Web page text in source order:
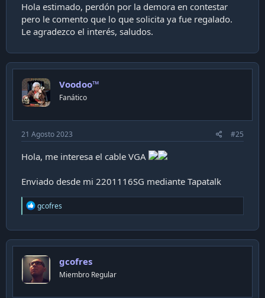
Hola estimado, perdón por la demora en contestar
pero le comento que lo que solicita ya fue regalado.
Le agradezco el interés, saludos.
Voodoo™
Fanático
21 Agosto 2023 #25
Hola, me interesa el cable VGA
Enviado desde mi 2201116SG mediante Tapatalk
R
e
c
t
o
n
s
gcofres
gcofres
Miembro Regular